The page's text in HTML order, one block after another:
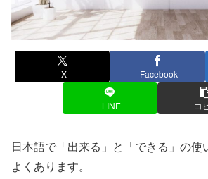
X Facebook
LINE コ
日本語で「出来る」と「できる」の使
よくあります。